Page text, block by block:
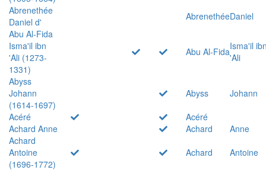
Abrenethée
Daniel d'
AbrenethéeDaniel
Abu Al-Fida
Isma'il ibn
'Ali (1273-
1331)
Abu Al-FidaIsma'il
'Ali
Abyss
Johann
(1614-1697)
Abyss
Johann
Acéré
Acéré
Achard Anne
Achard
Anne
Achard
Antoine
(1696-1772)
Achard
Antoine